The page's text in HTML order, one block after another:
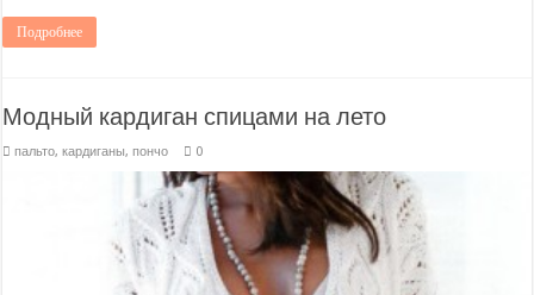
Подробнее
Модный кардиган спицами на лето
пальто, кардиганы, пончо 0